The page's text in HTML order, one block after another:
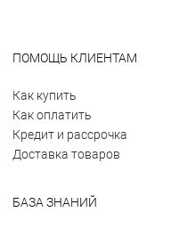
ПОМОЩЬ КЛИЕНТАМ
Как купить
Как оплатить
Кредит и рассрочка
Доставка товаров
БАЗА ЗНАНИЙ